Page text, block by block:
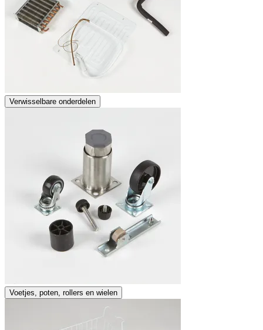
Verwisselbare onderdelen
Voetjes, poten, rollers en wielen